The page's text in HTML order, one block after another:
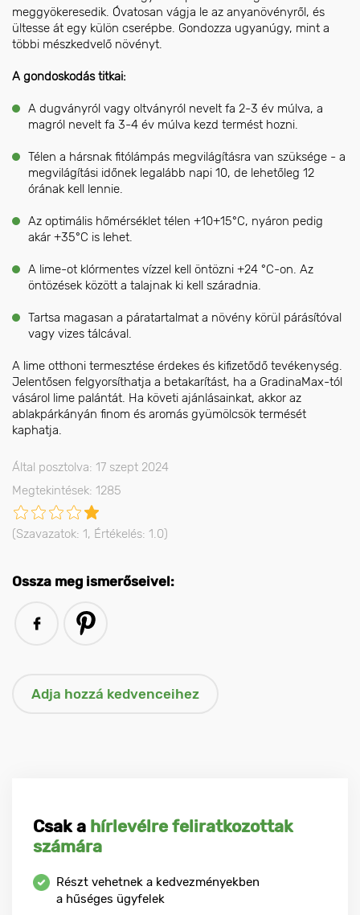
meggyökeresedik. Óvatosan vágja le az anyanövényről, és
ültesse át egy külön cserépbe. Gondozza ugyanúgy, mint a
többi mészkedvelő növényt.
A gondoskodás titkai:
A dugványról vagy oltványról nevelt fa 2-3 év múlva, a
magról nevelt fa 3-4 év múlva kezd termést hozni.
Télen a hársnak fitólámpás megvilágításra van szüksége - a
megvilágítási időnek legalább napi 10, de lehetőleg 12
órának kell lennie.
Az optimális hőmérséklet télen +10+15°C, nyáron pedig
akár +35°C is lehet.
A lime-ot klórmentes vízzel kell öntözni +24 °C-on. Az
öntözések között a talajnak ki kell száradnia.
Tartsa magasan a páratartalmat a növény körül párásítóval
vagy vizes tálcával.
A lime otthoni termesztése érdekes és kifizetődő tevékenység.
Jelentősen felgyorsíthatja a betakarítást, ha a GradinaMax-tól
vásárol lime palántát. Ha követi ajánlásainkat, akkor az
ablakpárkányán finom és aromás gyümölcsök termését
kaphatja.
Által posztolva: 17 szept 2024
Megtekintések: 1285
(Szavazatok: 1, Értékelés: 1.0)
Ossza meg ismerőseivel:
Csak a hírlevélre feliratkozottak
számára
Részt vehetnek a kedvezményekben
a hűséges ügyfelek